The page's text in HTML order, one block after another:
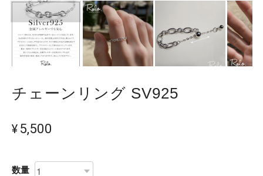
チェーンリング SV925
¥5,500
数量